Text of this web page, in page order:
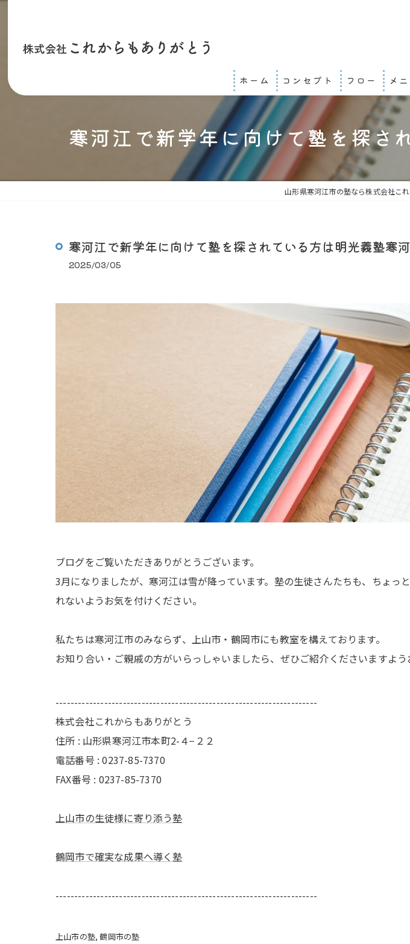
ホーム コンセプト フロー メ
寒河江で新学年に向けて塾を探さ
山形県寒河江市の塾なら株式会社こ
寒河江で新学年に向けて塾を探されている方は明光義塾寒
2025/03/05
ブログをご覧いただきありがとうございます。
3月になりましたが、寒河江は雪が降っています。塾の生徒さんたちも、ちょ
れないようお気を付けください。
私たちは寒河江市のみならず、上山市・鶴岡市にも教室を構えております。
お知り合い・ご親戚の方がいらっしゃいましたら、ぜひご紹介くださいますよう
----------------------------------------------------------------------
株式会社これからもありがとう
住所 : 山形県寒河江市本町2-４−２２
電話番号 : 0237-85-7370
FAX番号 : 0237-85-7370
上山市の生徒様に寄り添う塾
鶴岡市で確実な成果へ導く塾
----------------------------------------------------------------------
上山市の塾 鶴岡市の塾